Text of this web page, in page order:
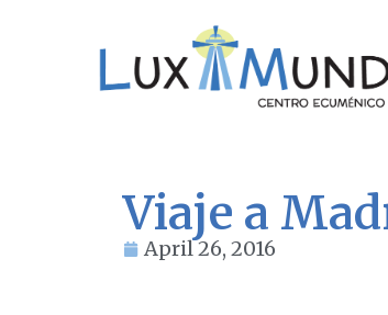
Viaje a
April 26, 2016